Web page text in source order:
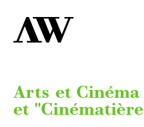
Arts et Cinéma
et